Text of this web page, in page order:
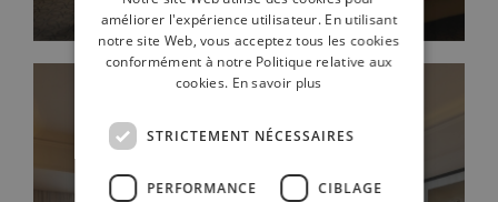
FRENCH
GERMAN
améliorer l'expérience utilisateur. En utilisant
notre site Web, vous acceptez tous les cookies
conformément à notre Politique relative aux
cookies. En savoir plus
STRICTEMENT NÉCESSAIRES
PERFORMANCE CIBLAGE